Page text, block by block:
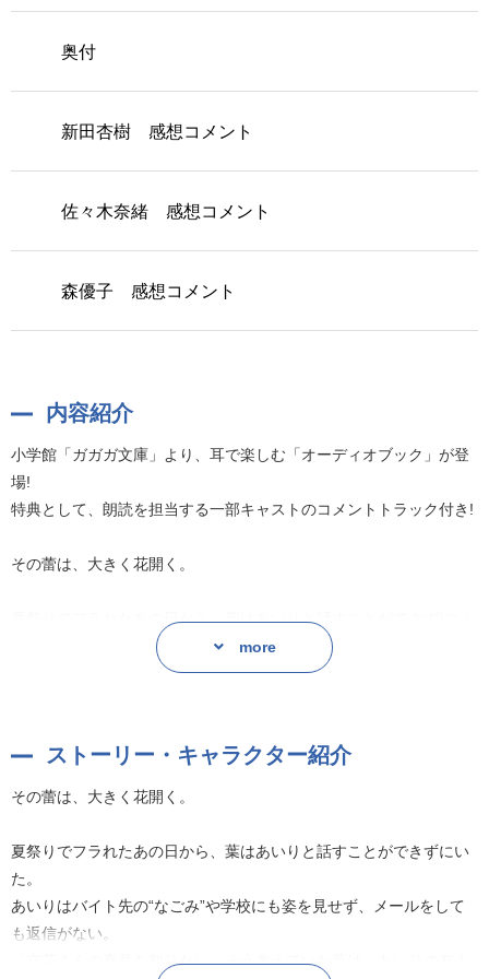
奥付
新田杏樹 感想コメント
佐々木奈緒 感想コメント
森優子 感想コメント
内容紹介
小学館「ガガガ文庫」より、耳で楽しむ「オーディオブック」が登
場!
特典として、朗読を担当する一部キャストのコメントトラック付き!
その蕾は、大きく花開く。
夏祭りでフラれたあの日から、葉はあいりと話すことができずにい
あいりはバイト先の“なごみ”や学校にも姿を見せず、メールをして
である藤沢からの後押しで、あいりの家を一人で訪ねることにな
行き着いた先は、葉にも馴染みのある家だった。そこにかつて住ん
泣き虫で、不器用で、人見知りで・・・・・・とても優しい女の
子。
佐原葉と立花あいりの物語は、時計の針を巻き戻すことになるー
ー。
more
ストーリー・キャラクター紹介
その蕾は、大きく花開く。
夏祭りでフラれたあの日から、葉はあいりと話すことができずにい
た。
あいりはバイト先の“なごみ”や学校にも姿を見せず、メールをして
も返信がない。
「立花さんの真意を知りたい」そう考えていた葉は、あいりの友人